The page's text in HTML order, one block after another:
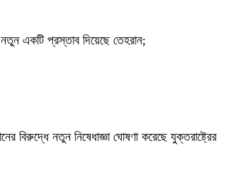
একটি প্রস্তাব দিয়েছে তেহরান;
বিরুদ্ধে নতুন নিষেধাজ্ঞা ঘোষণা করেছে যুক্তরাষ্ট্রের